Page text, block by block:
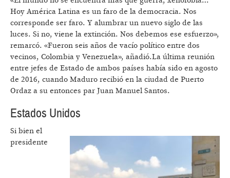
Hoy América Latina es un faro de la democracia. Nos
corresponde ser faro. Y alumbrar un nuevo siglo de las
luces. Si no, viene la extinción. Nos debemos ese esfuerzo»,
remarcó. «Fueron seis años de vacío político entre dos
vecinos, Colombia y Venezuela», añadió.La última reunión
entre jefes de Estado de ambos países había sido en agosto
de 2016, cuando Maduro recibió en la ciudad de Puerto
Ordaz a su entonces par Juan Manuel Santos.
Estados Unidos
Si bien el
presidente